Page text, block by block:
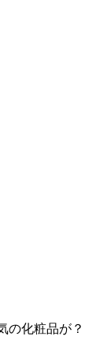
の化粧品が？